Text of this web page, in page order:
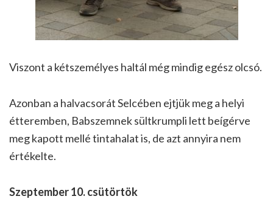
Viszont a kétszemélyes haltál még mindig egész olcsó.
Azonban a halvacsorát Selcében ejtjük meg a helyi
étteremben, Babszemnek sültkrumpli lett beígérve
meg kapott mellé tintahalat is, de azt annyira nem
értékelte.
Szeptember 10. csütörtök